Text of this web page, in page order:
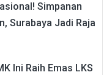
Simpanan
Surabaya Jadi Raja
Ini Raih Emas LKS